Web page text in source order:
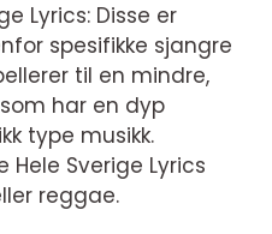
Lyrics: Disse er
spesifikke sjangre
til en mindre,
har en dyp
type musikk.
Hele Sverige Lyrics
reggae.